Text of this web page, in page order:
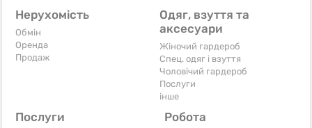
Нерухомість
Обмін
Оренда
Продаж
Одяг, взуття та
аксесуари
Жіночий гардероб
Спец. одяг і взуття
Чоловічий гардероб
Послуги
інше
Послуги Робота